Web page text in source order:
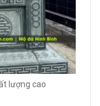
lượng cao